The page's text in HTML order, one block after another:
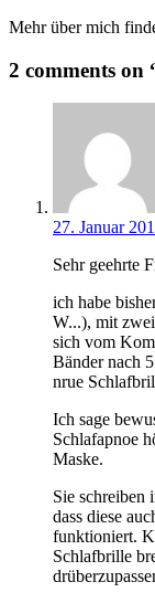
Mehr über mich
2 comments on
27. Januar
Sehr geehrte
ich habe
W...), mit
sich vom
Bänder nach
nrue
Ich sage
Schlafapnoe
Maske.
Sie schreiben
dass diese
funktioniert.
Schlafbrille